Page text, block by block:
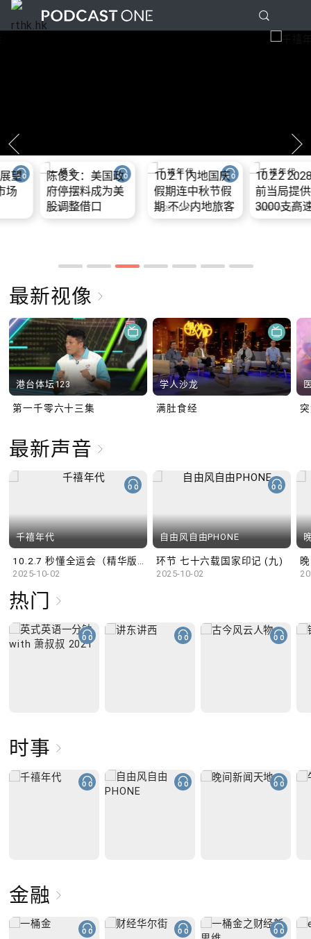
国政
美
10.2.1 内地国庆
假期连中秋节假
期 不少内地旅客
到港旅游
2025-10-02
10.2.2 2028年底
前当局提供额外
3000支高速充电
桩 港铁商场约增
2025-10-02
10.2.3
前当局提
3000支高
桩 港铁商
2025-10-02
最新视像
港台体坛123
第一千零六十三集
学人沙龙
满肚食经
最新声音
千禧年代
2025-10-02
自由风自由PHONE
环节 七十六载国家印记 (九)
2025-10-02
热门
时事
金融